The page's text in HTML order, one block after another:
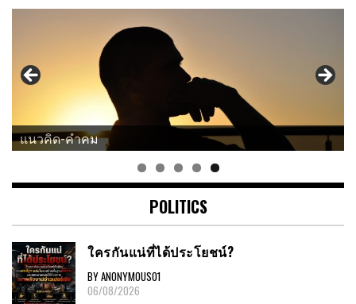
การเมือง
แนวคิด-คำคม
POLITICS
ใครกันแน่ที่ได้ประโยชน์?
BY ANONYMOUS01
06/08/2026